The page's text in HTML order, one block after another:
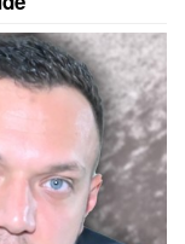
sa njegovim
U STAN i
STANIJE I
MREŽE!